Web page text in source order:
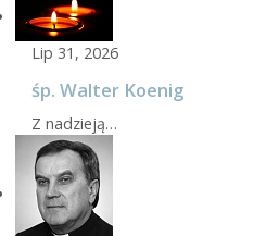
Lip 31, 2026
śp. Walter Koenig
Z nadzieją…